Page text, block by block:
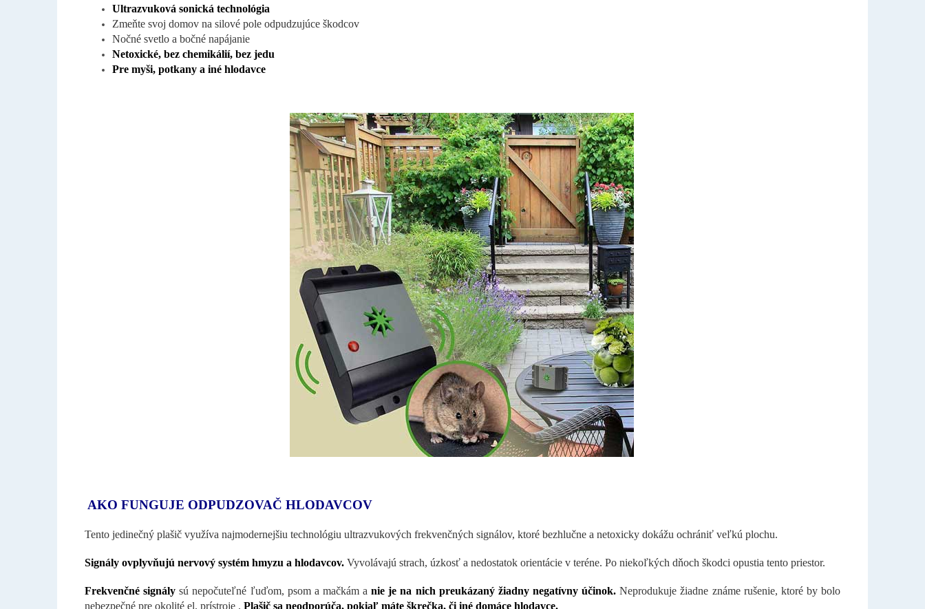
Ultrazvuková sonická technológia
Zmeňte svoj domov na silové pole odpudzujúce škodcov
Nočné svetlo a bočné napájanie
Netoxické, bez chemikálií, bez jedu
Pre myši, potkany a iné hlodavce
AKO FUNGUJE ODPUDZOVAČ HLODAVCOV
Tento jedinečný plašič využíva najmodernejšiu technológiu ultrazvukových frekvenčných signálov, ktoré bezhlučne a netoxicky dokážu ochrániť veľkú plochu.
Signály ovplyvňujú nervový systém hmyzu a hlodavcov. Vyvolávajú strach, úzkosť a nedostatok orientácie v teréne. Po niekoľkých dňoch škodci opustia tento priestor.
Frekvenčné signály sú nepočuteľné ľuďom, psom a mačkám anie je na nich preukázaný žiadny negatívny účinok. Neprodukuje žiadne známe rušenie, ktoré by bolo
nebezpečné pre okolité el. prístroje . Plašič sa neodporúča, pokiaľ máte škrečka, či iné domáce hlodavce.